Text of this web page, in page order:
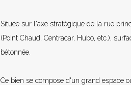
Située sur l'axe stratégique de la rue
(Point Chaud, Centracar, Hubo, etc.),
bétonnée.
Ce bien se compose d'un grand espace